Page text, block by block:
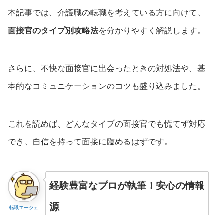
本記事では、介護職の転職を考えている方に向けて、
面接官のタイプ別攻略法を分かりやすく解説します。
さらに、不快な面接官に出会ったときの対処法や、基
本的なコミュニケーションのコツも盛り込みました。
これを読めば、どんなタイプの面接官でも慌てず対応
でき、自信を持って面接に臨めるはずです。
転職エージェ
経験豊富なプロが執筆！安心の情報
源